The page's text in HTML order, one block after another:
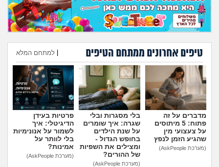
מה שעובר עליי
שומרים על הגוף
פיננסי וכלכלה
בין הסדינים
חיות מחמד
יוקר המחיה
גאווה
טיפים אחרונים ממתחם הטיפים למתחם המלא
הוספת טיפ
מדברים על זה
פתוח: 5 מיתוסים
על צעצועי מין
שהגיע הזמן לנפץ
(מערכת AskPeople)
בלי מסגרות ובלי
שגרה: איך שומרים
על שנת הילדים
בחופש הגדול -
ומצילים את השפיות
של ההורים?
(מערכת AskPeople)
פרטיות בעידן
הדיגיטלי: איך
לשמור על אנונימיות
בלי לוותר על
אמינות?
(מערכת AskPeople)